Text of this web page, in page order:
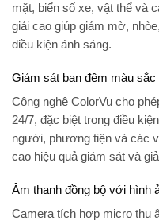
mặt, biển số xe, vật thể và
giải cao giúp giảm mờ,
điều kiện ánh sáng.
Giám sát ban đêm màu sắc
Công nghệ ColorVu cho
24/7, đặc biệt trong điều
người, phương tiện và các
cao hiệu quả giám sát và
Âm thanh đồng bộ với hình
Camera tích hợp micro thu